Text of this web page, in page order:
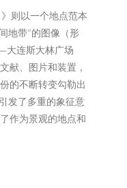
则以一个地点范本
地带”的图像（形
大连斯大林广场
献、图片和装置，
的不断转变勾勒出
发了多重的象征意
作为景观的地点和